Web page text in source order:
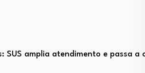
SUS amplia atendimento e passa a